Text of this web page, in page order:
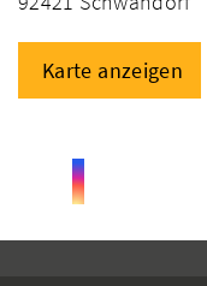
Karte anzeigen